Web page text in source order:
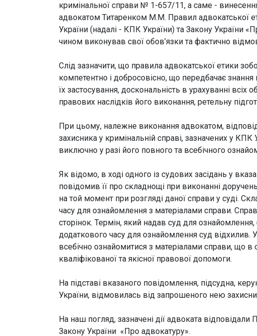
кримінальної справи № 1-657/11, а саме -
адвокатом Титаренком М.М. Правил адвокатської
України (надалі - КПК України) та Закону України
чином виконував свої обов’язки та фактично
Слід зазначити, що правила адвокатської етики
компетентно і добросовісно, що передбачає
їх застосування, доскональність в урахуванні
правових наслідків його виконання, ретельну
При цьому, належне виконання адвокатом,
захисника у кримінальній справі, зазначених у
виключно у разі його повного та всебічного
Як відомо, в ході одного із судових засідань у
повідомив її про складнощі при виконанні
на той момент при розгляді даної справи у суді.
часу для ознайомлення з матеріалами справи.
сторінок. Термін, який надав суд для
додаткового часу для ознайомлення суд
всебічно ознайомитися з матеріалами справи, що
кваліфікованої та якісної правової допомоги.
На підставі вказаного повідомлення, підсудна,
України, відмовилась від запрошеного нею
На наш погляд, зазначені дії адвоката
Закону України «Про адвокатуру».